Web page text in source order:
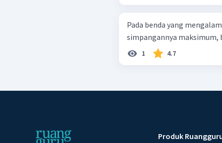
Pada benda yang
simpangannya maksimum,
1 4.7
Produk